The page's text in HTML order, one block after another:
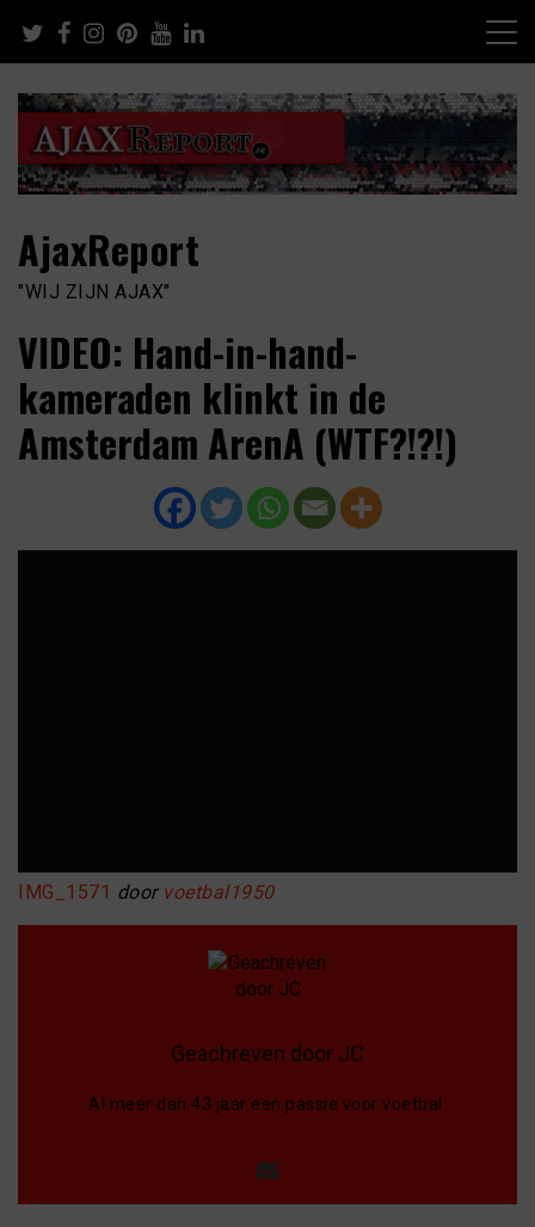
content
AjaxReport
"WIJ ZIJN AJAX"
VIDEO: Hand-in-hand-
kameraden klinkt in de
Amsterdam ArenA (WTF?!?!)
IMG_1571 door voetbal1950
Geachreven door JC
Al meer dan 43 jaar een passie voor voetbal.